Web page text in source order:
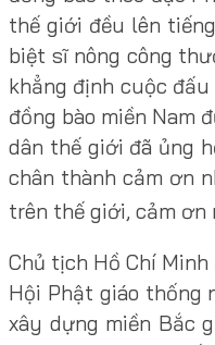
thế giới đều lên
biệt sĩ nông công
khẳng định cuộc
đồng bào miền Nam
dân thế giới đã ủng
chân thành cảm ơn
trên thế giới, cảm ơn
Chủ tịch Hồ Chí
Hội Phật giáo thống
xây dựng miền Bắc